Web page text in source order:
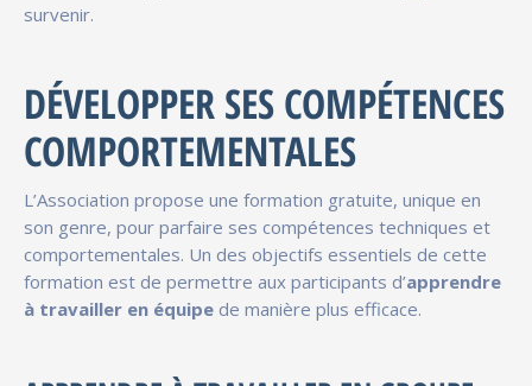
survenir.
DÉVELOPPER SES COMPÉTENCES
COMPORTEMENTALES
L’Association propose une formation gratuite, unique en
son genre, pour parfaire ses compétences techniques et
comportementales. Un des objectifs essentiels de cette
formation est de permettre aux participants d’apprendre
à travailler en équipe de manière plus efficace.